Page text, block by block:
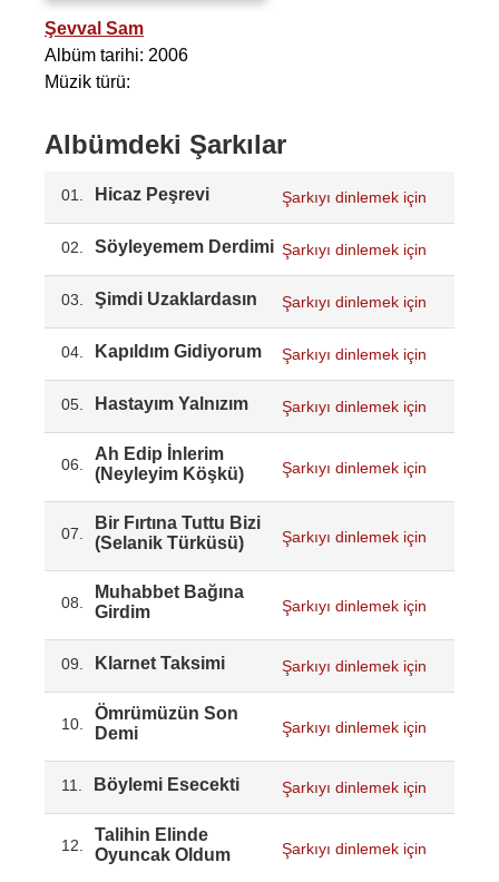
Şevval Sam
Albüm tarihi: 2006
Müzik türü:
Albümdeki Şarkılar
01. Hicaz Peşrevi Şarkıyı dinlemek için
02. Söyleyemem Derdimi Şarkıyı dinlemek için
03. Şimdi Uzaklardasın Şarkıyı dinlemek için
04. Kapıldım Gidiyorum Şarkıyı dinlemek için
05. Hastayım Yalnızım Şarkıyı dinlemek için
06.
Ah Edip İnlerim
(Neyleyim Köşkü)
Şarkıyı dinlemek için
07.
Bir Fırtına Tuttu Bizi
(Selanik Türküsü)
Şarkıyı dinlemek için
08.
Muhabbet Bağına
Girdim
Şarkıyı dinlemek için
09. Klarnet Taksimi Şarkıyı dinlemek için
10.
Ömrümüzün Son
Demi
Şarkıyı dinlemek için
11. Böylemi Esecekti Şarkıyı dinlemek için
12.
Talihin Elinde
Oyuncak Oldum
Şarkıyı dinlemek için